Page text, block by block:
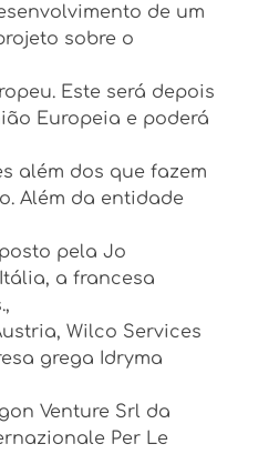
de um
sobre o
Este será depois
Europeia e poderá
além dos que fazem
Além da entidade
pela Jo
a francesa
Wilco Services
grega Idryma
Venture Srl da
Per Le